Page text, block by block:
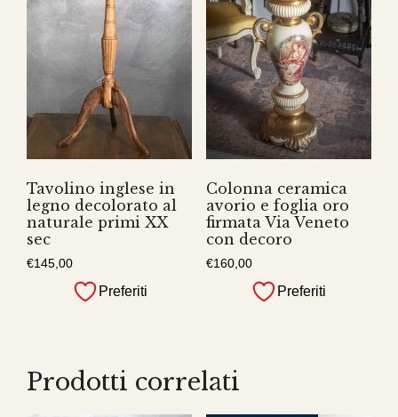
Tavolino inglese in
legno decolorato al
naturale primi XX
sec
€145,00
Preferiti
Colonna ceramica
avorio e foglia oro
firmata Via Veneto
con decoro
€160,00
Preferiti
Prodotti correlati